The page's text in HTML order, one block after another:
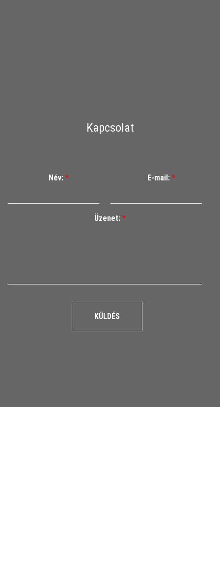
Kapcsolat
Név: * E-mail: *
Üzenet: *
KÜLDÉS